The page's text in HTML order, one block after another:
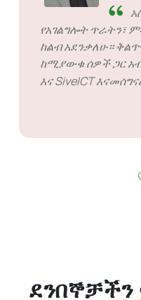
የአገልግሎት ጥራትን፣
ከልብ አደንቃለሁ።
ከሚያውቁ ሰዎች ጋር
እና SiveICT
ደንበኞቻችን